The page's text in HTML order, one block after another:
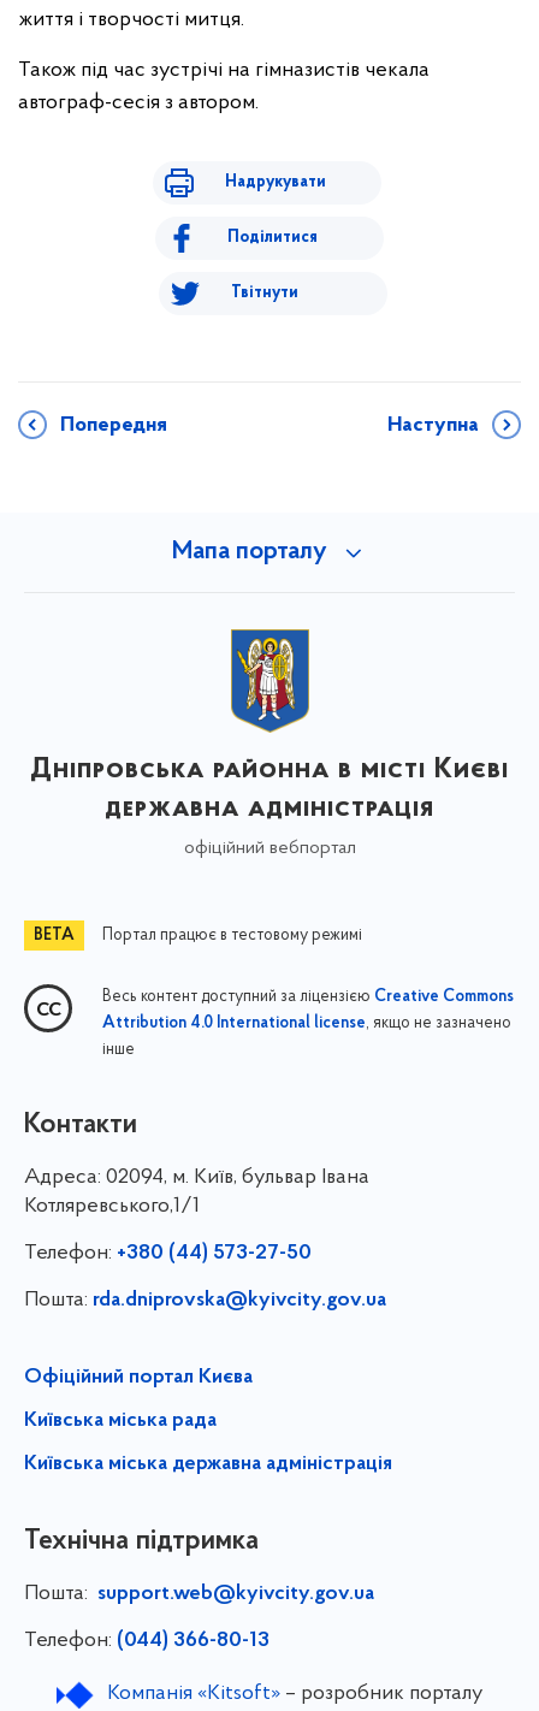
життя і творчості митця.
Також під час зустрічі на гімназистів чекала
автограф-сесія з автором.
Надрукувати
Поділитися
Твітнути
Попередня Наступна
Мапа порталу
Дніпровська районна в місті Києві
державна адміністрація
офіційний вебпортал
Портал працює в тестовому режимі
Весь контент доступний за ліцензією Creative Commons
Attribution 4.0 International license, якщо не зазначено
інше
Контакти
Адреса: 02094, м. Київ, бульвар Івана
Котляревського,1/1
Телефон: +380 (44) 573-27-50
Пошта: rda.dniprovska@kyivcity.gov.ua
Офіційний портал Києва
Київська міська рада
Київська міська державна адміністрація
Технічна підтримка
Пошта: support.web@kyivcity.gov.ua
Телефон: (044) 366-80-13
Компанія «Kitsoft»– розробник порталу